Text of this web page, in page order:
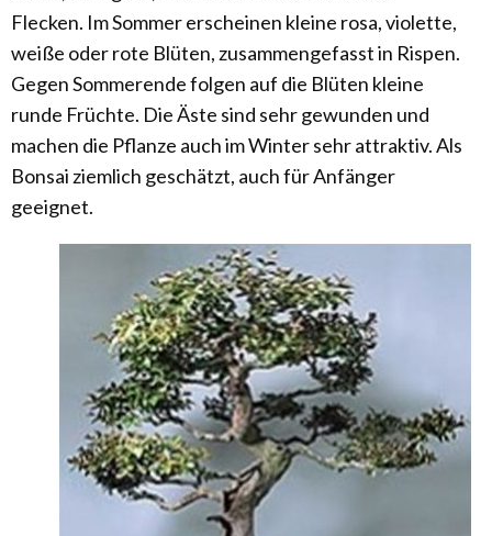
Flecken. Im Sommer erscheinen kleine rosa, violette,
weiße oder rote Blüten, zusammengefasst in Rispen.
Gegen Sommerende folgen auf die Blüten kleine
runde Früchte. Die Äste sind sehr gewunden und
machen die Pflanze auch im Winter sehr attraktiv. Als
Bonsai ziemlich geschätzt, auch für Anfänger
geeignet.